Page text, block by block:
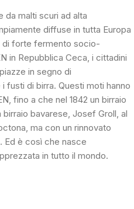
da malti scuri ad alta
diffuse in tutta Europa
di forte fermento socio-
in Repubblica Ceca, i cittadini
in segno di
fusti di birra. Questi moti hanno
fino a che nel 1842 un birraio
bavarese, Josef Groll, al
ma con un rinnovato
Ed è così che nasce
in tutto il mondo.